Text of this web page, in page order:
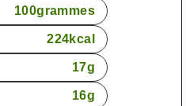
100grammes
224kcal
17g
16g